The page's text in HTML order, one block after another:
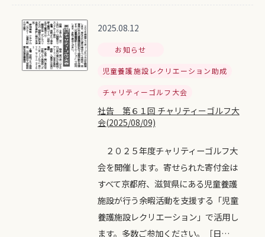
2025.08.12
お知らせ
児童養護施設レクリエーション助成
チャリティーゴルフ大会
社告 第６１回 チャリティーゴルフ大
会(2025/08/09)
２０２５年度チャリティーゴルフ大
会を開催します。寄せられた寄付金は
すべて京都府、滋賀県にある児童養護
施設が行う余暇活動を支援する「児童
養護施設レクリエーション」で活用し
ます。多数ご参加ください。［日…